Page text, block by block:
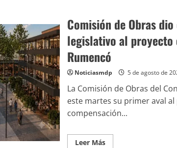
Comisión de Obras
legislativo al proyecto
Rumencó
Noticiasmdp 5 de agosto de
La Comisión de Obras del
este martes su primer aval
compensación...
Leer Más